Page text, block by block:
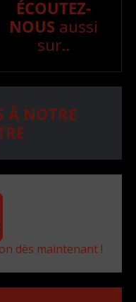
ÉCOUTEZ-
NOUS aussi
sur..
À NOTRE
dès maintenant !